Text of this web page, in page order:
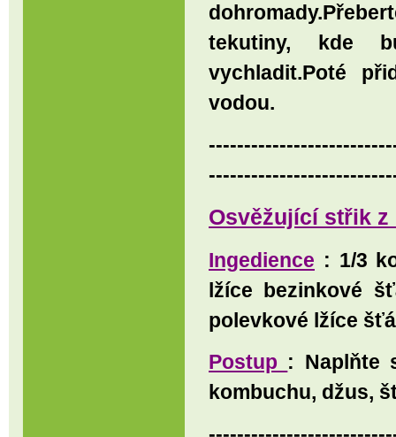
tekutiny, kde
vychladit.Poté
vodou.
Osvěžující střik z
Ingedience : 1/3
lžíce bezinkové
polevkové lžíce
Postup : Naplňte
kombuchu, džus,